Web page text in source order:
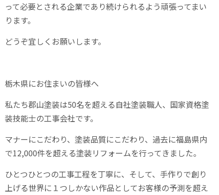
って必要とされる企業であり続けられるよう頑張ってまい
ります。
どうぞ宜しくお願いします。
栃木県にお住まいの皆様へ
私たち郡山塗装は50名を超える自社塗装職人、国家資格塗
装技能士の工事会社です。
マナーにこだわり、塗装品質にこだわり、過去に福島県内
で12,000件を超える塗装リフォームを行ってきました。
ひとつひとつの工事工程を丁寧に、そして、手作りで創り
上げる世界に１つしかない作品としてお客様の予測を超え